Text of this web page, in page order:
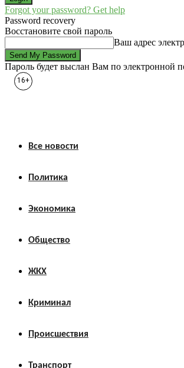
Forgot your password? Get help
Password recovery
Восстановите свой пароль
Ваш адрес
Пароль будет выслан Вам по электронной
16+
Все новости
Политика
Экономика
Общество
ЖКХ
Криминал
Происшествия
Транспорт